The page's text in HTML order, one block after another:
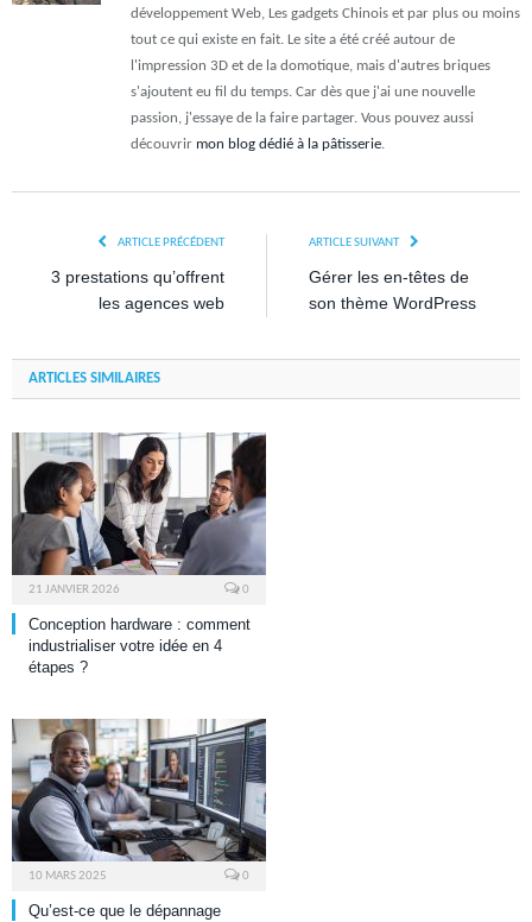
développement Web, Les gadgets Chinois et par plus ou moins
tout ce qui existe en fait. Le site a été créé autour de
l'impression 3D et de la domotique, mais d'autres briques
s'ajoutent eu fil du temps. Car dès que j'ai une nouvelle
passion, j'essaye de la faire partager. Vous pouvez aussi
découvrir mon blog dédié à la pâtisserie.
ARTICLE PRÉCÉDENT
3 prestations qu’offrent
les agences web
ARTICLE SUIVANT
Gérer les en-têtes de
son thème WordPress
ARTICLES SIMILAIRES
21 JANVIER 2026 0
Conception hardware : comment
industrialiser votre idée en 4
étapes ?
10 MARS 2025 0
Qu’est-ce que le dépannage